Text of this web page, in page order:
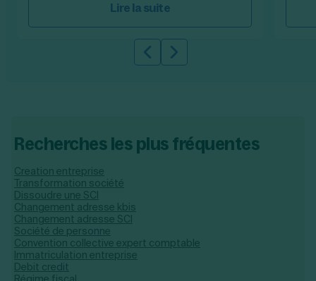
Lire la suite
Slide précédente
Slide suivante
Recherches les plus fréquentes
Creation entreprise
Transformation société
Dissoudre une SCI
Changement adresse kbis
Changement adresse SCI
Société de personne
Convention collective expert comptable
Immatriculation entreprise
Debit credit